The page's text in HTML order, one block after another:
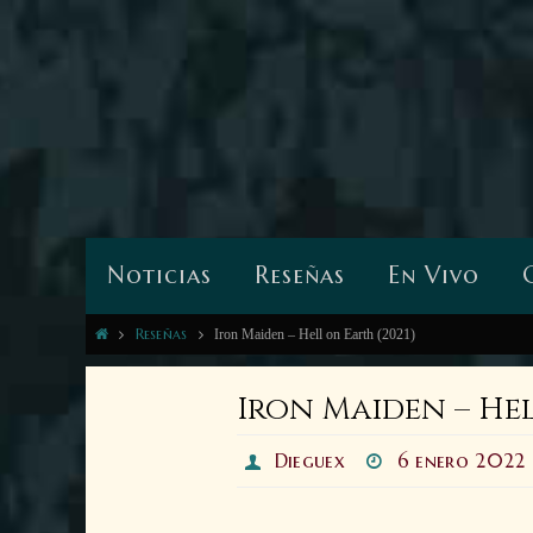
Noticias Reseñas En Vivo
Reseñas Iron Maiden – Hell on Earth (2021)
Iron Maiden –
Dieguex 6 enero 2022